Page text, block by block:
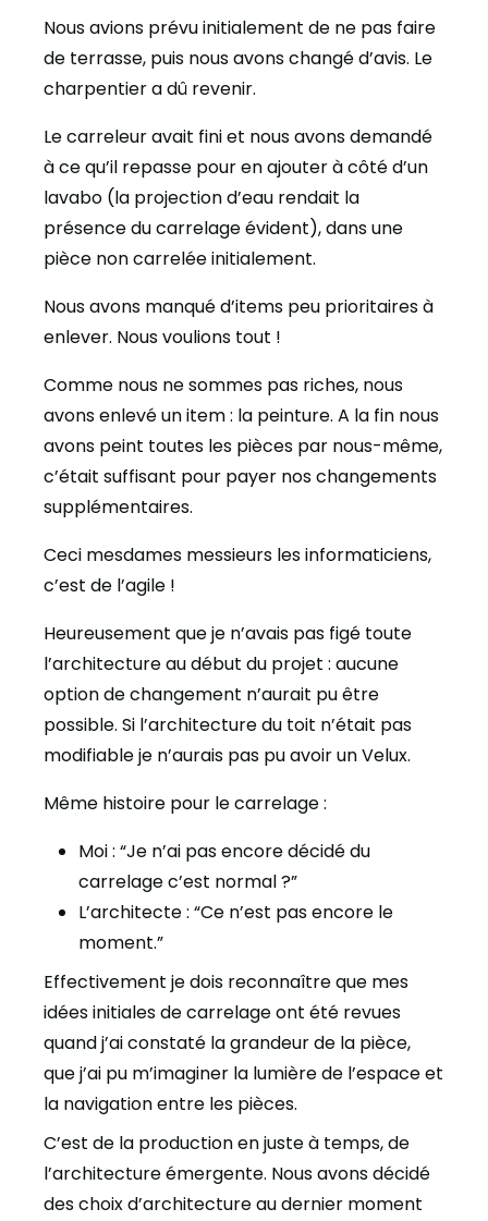
Nous avions prévu initialement de ne pas faire
de terrasse, puis nous avons changé d’avis. Le
charpentier a dû revenir.
Le carreleur avait fini et nous avons demandé
à ce qu’il repasse pour en ajouter à côté d’un
lavabo (la projection d’eau rendait la
présence du carrelage évident), dans une
pièce non carrelée initialement.
Nous avons manqué d’items peu prioritaires à
enlever. Nous voulions tout !
Comme nous ne sommes pas riches, nous
avons enlevé un item : la peinture. A la fin nous
avons peint toutes les pièces par nous-même,
c’était suffisant pour payer nos changements
supplémentaires.
Ceci mesdames messieurs les informaticiens,
c’est de l’agile !
Heureusement que je n’avais pas figé toute
l’architecture au début du projet : aucune
option de changement n’aurait pu être
possible. Si l’architecture du toit n’était pas
modifiable je n’aurais pas pu avoir un Velux.
Même histoire pour le carrelage :
Moi : “Je n’ai pas encore décidé du
carrelage c’est normal ?”
L’architecte : “Ce n’est pas encore le
moment.”
Effectivement je dois reconnaître que mes
idées initiales de carrelage ont été revues
quand j’ai constaté la grandeur de la pièce,
que j’ai pu m’imaginer la lumière de l’espace et
la navigation entre les pièces.
C’est de la production en juste à temps, de
l’architecture émergente. Nous avons décidé
des choix d’architecture au dernier moment